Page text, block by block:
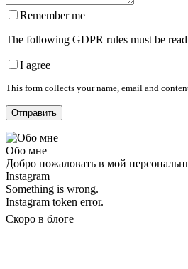
Remember me
The following GDPR rules must be read
I agree
This form collects your name, email and
Обо мне
Добро пожаловать в мой
Instagram
Something is wrong.
Instagram token error.
Скоро в блоге